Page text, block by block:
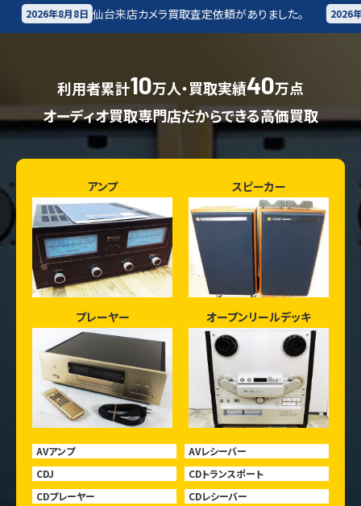
カメラ買取査定依頼がありました。 2026年8月8日 札幌市 カメラ
利用者累計10万人・買取実績40万点
オーディオ買取専門店だからできる高価買取
アンプ スピーカー
プレーヤー オープンリールデッキ
AVアンプ
AVレシーバー
CDJ
CDトランスポート
CDプレーヤー
CDレシーバー